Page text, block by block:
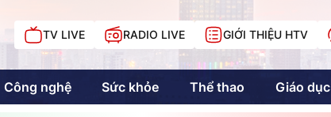
TV LIVE RADIO LIVE GIỚI THIỆU HTV
Công nghệ Sức khỏe Thể thao Giáo dục